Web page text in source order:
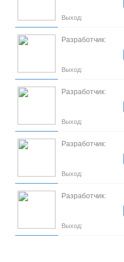
Выход:
Разработчик:
Выход:
Разработчик:
Выход:
Разработчик:
Выход:
Разработчик:
Выход: